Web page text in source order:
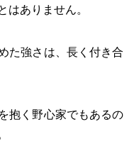
はありません。
た強さは、長く付き合
抱く野心家でもあるの